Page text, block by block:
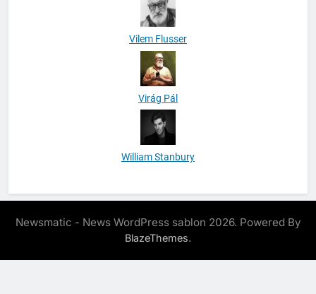
Vilem Flusser
Virág Pál
William Stanbury
Newsmatic - News WordPress sablon 2026. Powered By
BlazeThemes.